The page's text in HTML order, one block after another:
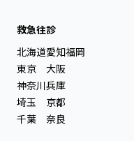
救急往診
北海道
東京
神奈川
埼玉
千葉
愛知
大阪
兵庫
京都
奈良
福岡